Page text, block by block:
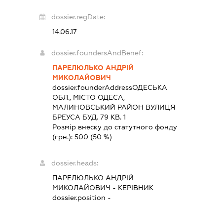
dossier.regDate:
14.06.17
dossier.foundersAndBenef:
ПАРЕЛЮЛЬКО АНДРІЙ
МИКОЛАЙОВИЧ
dossier.founderAddressОДЕСЬКА
ОБЛ., МІСТО ОДЕСА,
МАЛИНОВСЬКИЙ РАЙОН ВУЛИЦЯ
БРЕУСА БУД. 79 КВ. 1
Розмір внеску до статутного фонду
(грн.):500 (50 %)
dossier.heads:
ПАРЕЛЮЛЬКО АНДРІЙ
МИКОЛАЙОВИЧ - КЕРІВНИК
dossier.position -